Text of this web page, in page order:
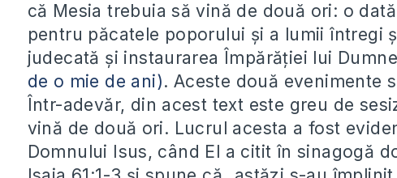
că Mesia trebuia să vină de două ori: o
pentru păcatele poporului și a lumii întregi
judecată și instaurarea Împărăției lui
de o mie de ani). Aceste două evenimente
Într-adevăr, din acest text este greu de
vină de două ori. Lucrul acesta a fost
Domnului Isus, când El a citit în sinagogă